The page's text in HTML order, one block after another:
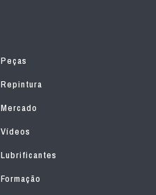
Peças
Repintura
Mercado
Vídeos
Lubrificantes
Formação